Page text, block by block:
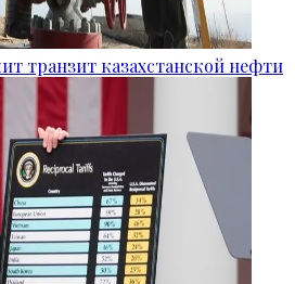
транзит казахстанской нефти